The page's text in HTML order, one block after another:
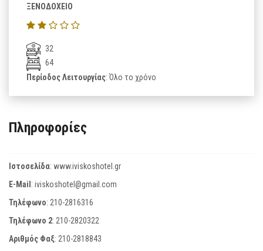
ΞΕΝΟΔΟΧΕΙΟ
32
64
Περίοδος Λειτουργίας: Όλο το χρόνο
Πληροφορίες
Ιστοσελίδα: www.iviskoshotel.gr
E-Mail: iviskoshotel@gmail.com
Τηλέφωνο: 210-2816316
Τηλέφωνο 2: 210-2820322
Αριθμός Φαξ: 210-2818843